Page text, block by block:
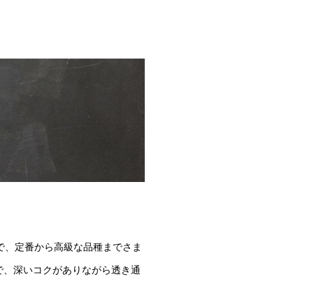
定番から高級な品種までさま
深いコクがありながら透き通